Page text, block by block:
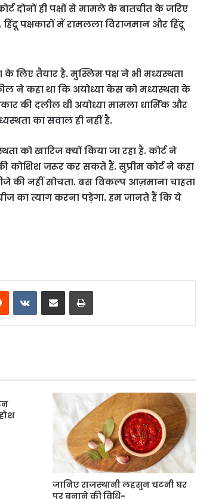
दोनों ही पक्षों से मामले के बातचीत के जरिए
पक्षकारों में रामलला विराजमान और हिंदू
के लिए तैयार है. मुस्लिम पक्ष ने भी मध्यस्थता
ने कहा था कि अयोध्या केस को मध्यस्थता के
की दलील थी अयोध्या मामला धार्मिक और
का सवाल ही नहीं है.
को खारिज क्यों किया जा रहा है. कोर्ट ने
कोशिश जरूर कर सकते हैं. सुप्रीम कोर्ट ने कहा
की नहीं सोचता. बस विकल्प आज़माना चाहता
का त्याग करना पड़ेगा. हम जानते हैं कि ये
Reddit VKontakte
Share via Email Print
जानिए राजस्थानी लहसुन चटनी घर
पर बनाने की विधि-